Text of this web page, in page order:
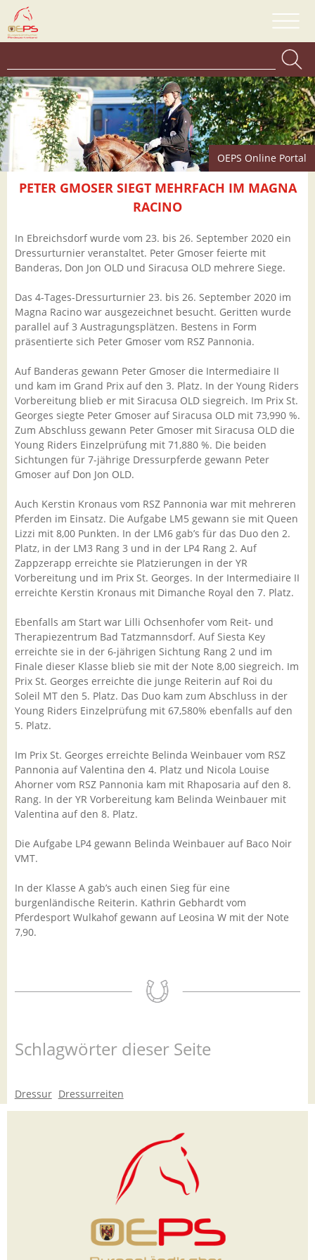
OEPS Online Portal
PETER GMOSER SIEGT MEHRFACH IM MAGNA
RACINO
In Ebreichsdorf wurde vom 23. bis 26. September 2020 ein
Dressurturnier veranstaltet. Peter Gmoser feierte mit
Banderas, Don Jon OLD und Siracusa OLD mehrere Siege.
Das 4-Tages-Dressurturnier 23. bis 26. September 2020 im
Magna Racino war ausgezeichnet besucht. Geritten wurde
parallel auf 3 Austragungsplätzen. Bestens in Form
präsentierte sich Peter Gmoser vom RSZ Pannonia.
Auf Banderas gewann Peter Gmoser die Intermediaire II
und kam im Grand Prix auf den 3. Platz. In der Young Riders
Vorbereitung blieb er mit Siracusa OLD siegreich. Im Prix St.
Georges siegte Peter Gmoser auf Siracusa OLD mit 73,990 %.
Zum Abschluss gewann Peter Gmoser mit Siracusa OLD die
Young Riders Einzelprüfung mit 71,880 %. Die beiden
Sichtungen für 7-jährige Dressurpferde gewann Peter
Gmoser auf Don Jon OLD.
Auch Kerstin Kronaus vom RSZ Pannonia war mit mehreren
Pferden im Einsatz. Die Aufgabe LM5 gewann sie mit Queen
Lizzi mit 8,00 Punkten. In der LM6 gab’s für das Duo den 2.
Platz, in der LM3 Rang 3 und in der LP4 Rang 2. Auf
Zappzerapp erreichte sie Platzierungen in der YR
Vorbereitung und im Prix St. Georges. In der Intermediaire II
erreichte Kerstin Kronaus mit Dimanche Royal den 7. Platz.
Ebenfalls am Start war Lilli Ochsenhofer vom Reit- und
Therapiezentrum Bad Tatzmannsdorf. Auf Siesta Key
erreichte sie in der 6-jährigen Sichtung Rang 2 und im
Finale dieser Klasse blieb sie mit der Note 8,00 siegreich. Im
Prix St. Georges erreichte die junge Reiterin auf Roi du
Soleil MT den 5. Platz. Das Duo kam zum Abschluss in der
Young Riders Einzelprüfung mit 67,580% ebenfalls auf den
5. Platz.
Im Prix St. Georges erreichte Belinda Weinbauer vom RSZ
Pannonia auf Valentina den 4. Platz und Nicola Louise
Ahorner vom RSZ Pannonia kam mit Rhaposaria auf den 8.
Rang. In der YR Vorbereitung kam Belinda Weinbauer mit
Valentina auf den 8. Platz.
Die Aufgabe LP4 gewann Belinda Weinbauer auf Baco Noir
VMT.
In der Klasse A gab’s auch einen Sieg für eine
burgenländische Reiterin. Kathrin Gebhardt vom
Pferdesport Wulkahof gewann auf Leosina W mit der Note
7,90.
Schlagwörter dieser Seite
Dressur Dressurreiten